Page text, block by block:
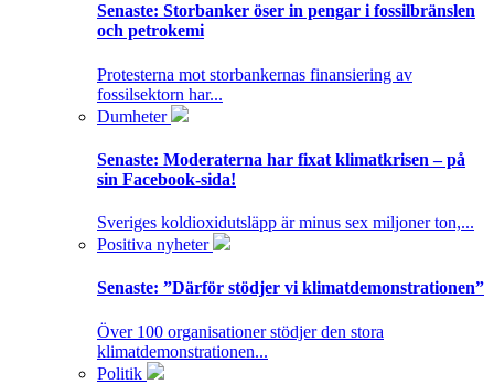
Senaste: Storbanker öser in pengar i fossilbränslen
och petrokemi
Protesterna mot storbankernas finansiering av
fossilsektorn har...
Dumheter
Senaste: Moderaterna har fixat klimatkrisen – på
sin Facebook-sida!
Sveriges koldioxidutsläpp är minus sex miljoner ton,...
Positiva nyheter
Senaste: ”Därför stödjer vi klimatdemonstrationen”
Över 100 organisationer stödjer den stora
klimatdemonstrationen...
Politik